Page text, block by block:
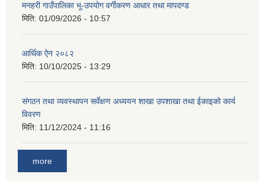
मनहरी गाउँपालिका भू-उपयोग वर्गीकरण आधार तथा मापदण्ड
मिति: 01/09/2026 - 10:57
आर्थिक ऐन २०८२
मिति: 10/10/2025 - 13:29
संगठन तथा व्यवस्थापन सर्वेक्षण अध्ययन शाखा उपशाखा तथा ईकाइको कार्य
विवरण
मिति: 11/12/2024 - 11:16
more